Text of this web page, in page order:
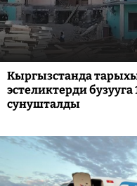
Кыргызстанда
эстеликтерди
сунушталды